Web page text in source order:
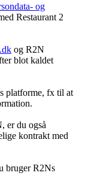
og
Restaurant 2
og R2N
blot kaldet
platforme, fx til at
er du også
kontrakt med
bruger R2Ns